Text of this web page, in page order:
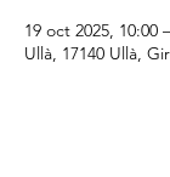
19 oct 2025, 10:00
Ullà, 17140 Ullà,